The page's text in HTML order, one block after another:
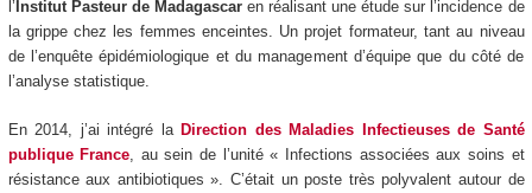
l’ Institut Pasteur de Madagascaren réalisant une étude sur l’incidence de
la grippe chez les femmes enceintes. Un projet formateur, tant au niveau
de l’enquête épidémiologique et du management d’équipe que du côté de
l’analyse statistique.
En 2014, j’ai intégré la Direction des Maladies Infectieuses de Santé
publique France , au sein de l’unité « Infections associées aux soins et
résistance aux antibiotiques ». C’était un poste très polyvalent autour de